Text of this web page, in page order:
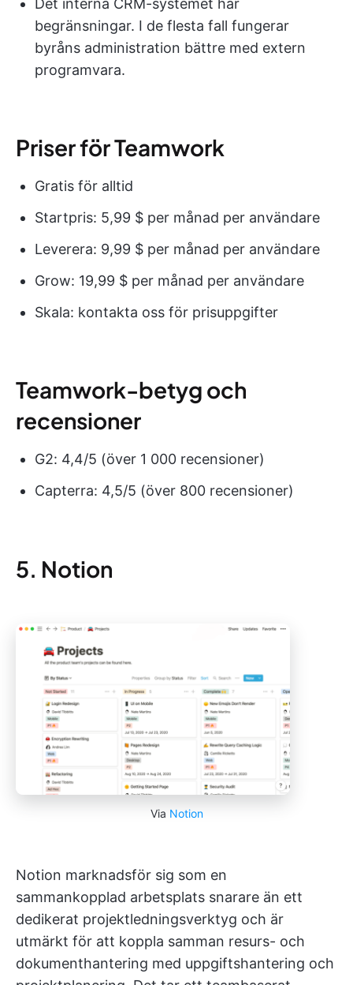
begränsningar. I de flesta fall fungerar
byråns administration bättre med extern
programvara.
Priser för Teamwork
Gratis för alltid
Startpris: 5,99 $ per månad per användare
Leverera: 9,99 $ per månad per användare
Grow: 19,99 $ per månad per användare
Skala: kontakta oss för prisuppgifter
Teamwork-betyg och
recensioner
G2: 4,4/5 (över 1 000 recensioner)
Capterra: 4,5/5 (över 800 recensioner)
5. Notion
Via Notion
Notion marknadsför sig som en
sammankopplad arbetsplats snarare än ett
dedikerat projektledningsverktyg och är
utmärkt för att koppla samman resurs- och
dokumenthantering med uppgiftshantering och